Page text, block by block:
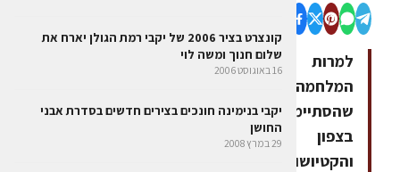
למרות
המלחמה
שהסתיימה
בצפון
והקטיושות
קונצרט בציר 2006 של יקבי רמת הגולן יארח את
שלום חנוך ומשה לוי
16 באוגוסט 2006
יקבי בנימינה חונכים בצירים חדשים בסדרת אבני
החושן
29 במרץ 2008